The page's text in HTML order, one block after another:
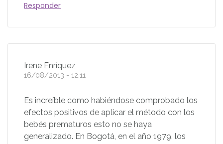
Responder
Irene Enríquez
16/08/2013 - 12:11
Es increíble como habiéndose comprobado los
efectos positivos de aplicar el método con los
bebés prematuros esto no se haya
generalizado. En Bogotá, en el año 1979, los